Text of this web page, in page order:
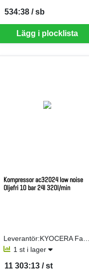
Lägg i plocklista
534:38 / sb
SEK per SB
Kompressor ac32024 low noise
Oljefri 10 bar 24l 320l/min
1 st i lager
11 303:13 / st
SEK per ST